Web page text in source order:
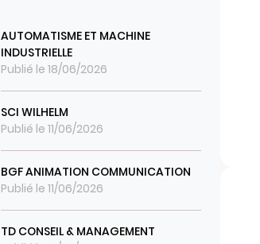
AUTOMATISME ET MACHINE
INDUSTRIELLE
Publié le 18/06/2026
SCI WILHELM
Publié le 11/06/2026
BGF ANIMATION COMMUNICATION
Publié le 11/06/2026
TD CONSEIL & MANAGEMENT